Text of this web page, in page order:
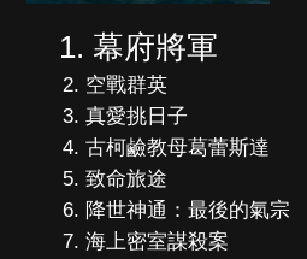
幕府將軍
空戰群英
真愛挑日子
古柯鹼教母葛蕾斯達
致命旅途
降世神通：最後的氣宗
海上密室謀殺案